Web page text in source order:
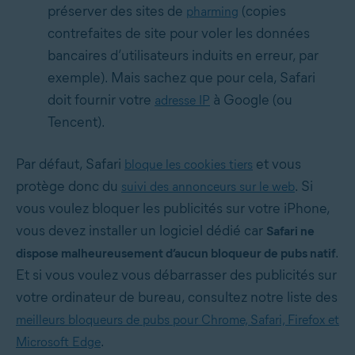
préserver des sites de pharming (copies
contrefaites de site pour voler les données
bancaires d’utilisateurs induits en erreur, par
exemple). Mais sachez que pour cela, Safari
doit fournir votre adresse IP à Google (ou
Tencent).
Par défaut, Safari bloque les cookies tiers et vous
protège donc du suivi des annonceurs sur le web. Si
vous voulez bloquer les publicités sur votre iPhone,
vous devez installer un logiciel dédié car Safari ne
dispose malheureusement d’aucun bloqueur de pubs natif.
Et si vous voulez vous débarrasser des publicités sur
votre ordinateur de bureau, consultez notre liste des
meilleurs bloqueurs de pubs pour Chrome, Safari, Firefox et
Microsoft Edge.